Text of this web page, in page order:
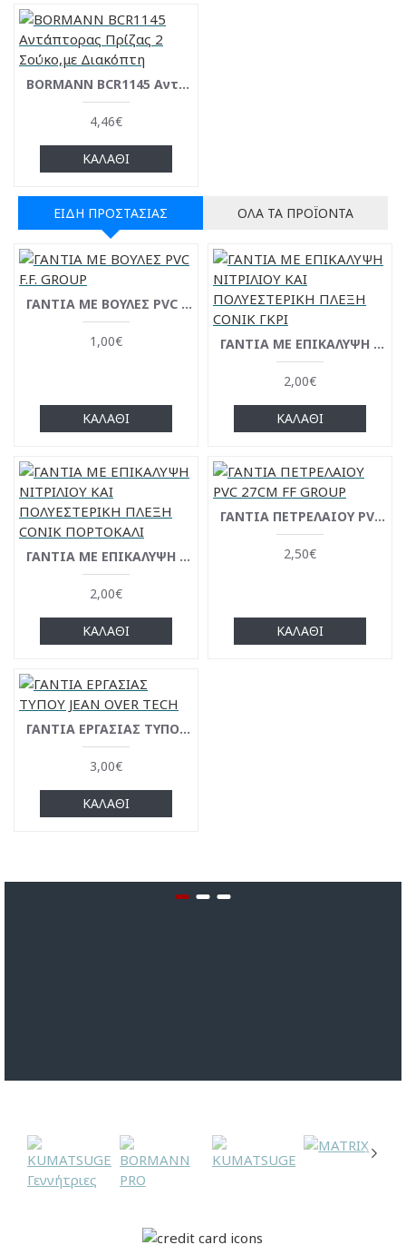
BORMANN BCR1145 Aντάπτορας Πρίζας 2 Σούκο,με Διακόπτη
4,46€
ΚΑΛΆΘΙ
ΕΊΔΗ ΠΡΟΣΤΑΣΊΑΣ ΌΛΑ ΤΑ ΠΡΟΪΌΝΤΑ
ΓΑΝΤΙΑ ΜΕ ΒΟΥΛΕΣ PVC F.F. GROUP
1,00€
ΚΑΛΆΘΙ
ΓΑΝΤΙΑ ΜΕ ΕΠΙΚΑΛΥΨΗ ΝΙΤΡΙΛΙΟΥ ΚΑΙ ΠΟΛΥΕΣΤΕΡΙΚΗ ΠΛΕΞΗ CONIK ΓΚΡΙ
2,00€
ΚΑΛΆΘΙ
ΓΑΝΤΙΑ ΜΕ ΕΠΙΚΑΛΥΨΗ ΝΙΤΡΙΛΙΟΥ ΚΑΙ ΠΟΛΥΕΣΤΕΡΙΚΗ ΠΛΕΞΗ CONIK ΠΟΡΤΟΚΑΛΙ
2,00€
ΚΑΛΆΘΙ
ΓΑΝΤΙΑ ΠΕΤΡΕΛΑΙΟΥ PVC 27CM FF GROUP
2,50€
ΚΑΛΆΘΙ
ΓΑΝΤΙΑ ΕΡΓΑΣΙΑΣ ΤΥΠΟΥ JEAN OVER TECH
3,00€
ΚΑΛΆΘΙ